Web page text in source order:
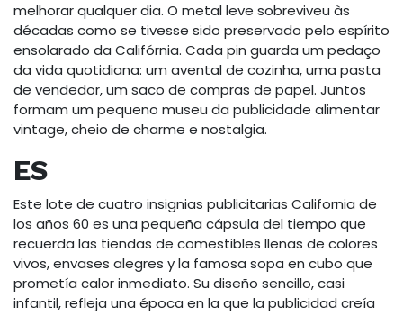
melhorar qualquer dia. O metal leve sobreviveu às
décadas como se tivesse sido preservado pelo espírito
ensolarado da Califórnia. Cada pin guarda um pedaço
da vida quotidiana: um avental de cozinha, uma pasta
de vendedor, um saco de compras de papel. Juntos
formam um pequeno museu da publicidade alimentar
vintage, cheio de charme e nostalgia.
ES
Este lote de cuatro insignias publicitarias California de
los años 60 es una pequeña cápsula del tiempo que
recuerda las tiendas de comestibles llenas de colores
vivos, envases alegres y la famosa sopa en cubo que
prometía calor inmediato. Su diseño sencillo, casi
infantil, refleja una época en la que la publicidad creía